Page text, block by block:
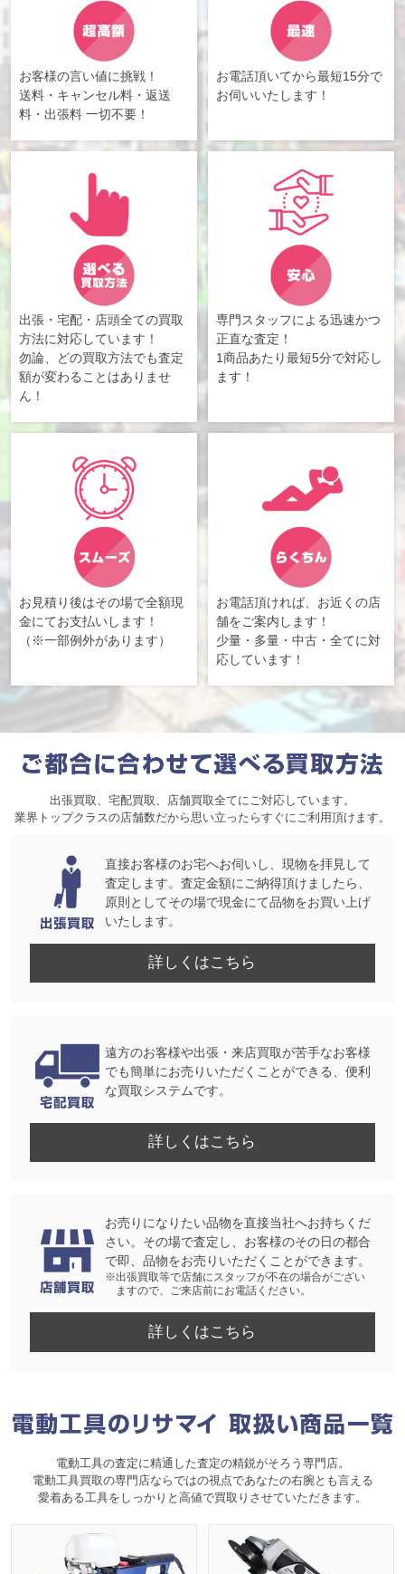
お客様の言い値に挑戦！
送料・キャンセル料・返送
料・出張料 一切不要！
お電話頂いてから最短15分で
お伺いいたします！
出張・宅配・店頭全ての買取
方法に対応しています！
勿論、どの買取方法でも査定
額が変わることはありませ
ん！
専門スタッフによる迅速かつ
正直な査定！
1商品あたり最短5分で対応し
ます！
お見積り後はその場で全額現
金にてお支払いします！
（※一部例外があります）
お電話頂ければ、お近くの店
舗をご案内します！
少量・多量・中古・全てに対
応しています！
出張買取、宅配買取、店舗買取全てにご対応しています。
業界トップクラスの店舗数だから思い立ったらすぐにご利用頂けます。
直接お客様のお宅へお伺いし、現物を拝見して
査定します。査定金額にご納得頂けましたら、
原則としてその場で現金にて品物をお買い上げ
いたします。
詳しくはこちら
遠方のお客様や出張・来店買取が苦手なお客様
でも簡単にお売りいただくことができる、便利
な買取システムです。
詳しくはこちら
お売りになりたい品物を直接当社へお持ちくだ
さい。その場で査定し、お客様のその日の都合
で即、品物をお売りいただくことができます。
※出張買取等で店舗にスタッフが不在の場合がござい
ますので、ご来店前にお電話ください。
詳しくはこちら
電動工具の査定に精通した査定の精鋭がそろう専門店。
電動工具買取の専門店ならではの視点であなたの右腕とも言える
愛着ある工具をしっかりと高値で買取りさせていただきます。